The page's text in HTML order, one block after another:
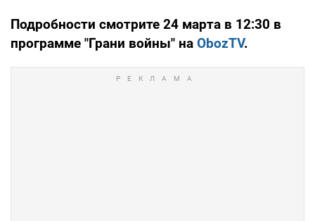
Подробности смотрите 24 марта в 12:30 в
программе "Грани войны" на ObozTV.